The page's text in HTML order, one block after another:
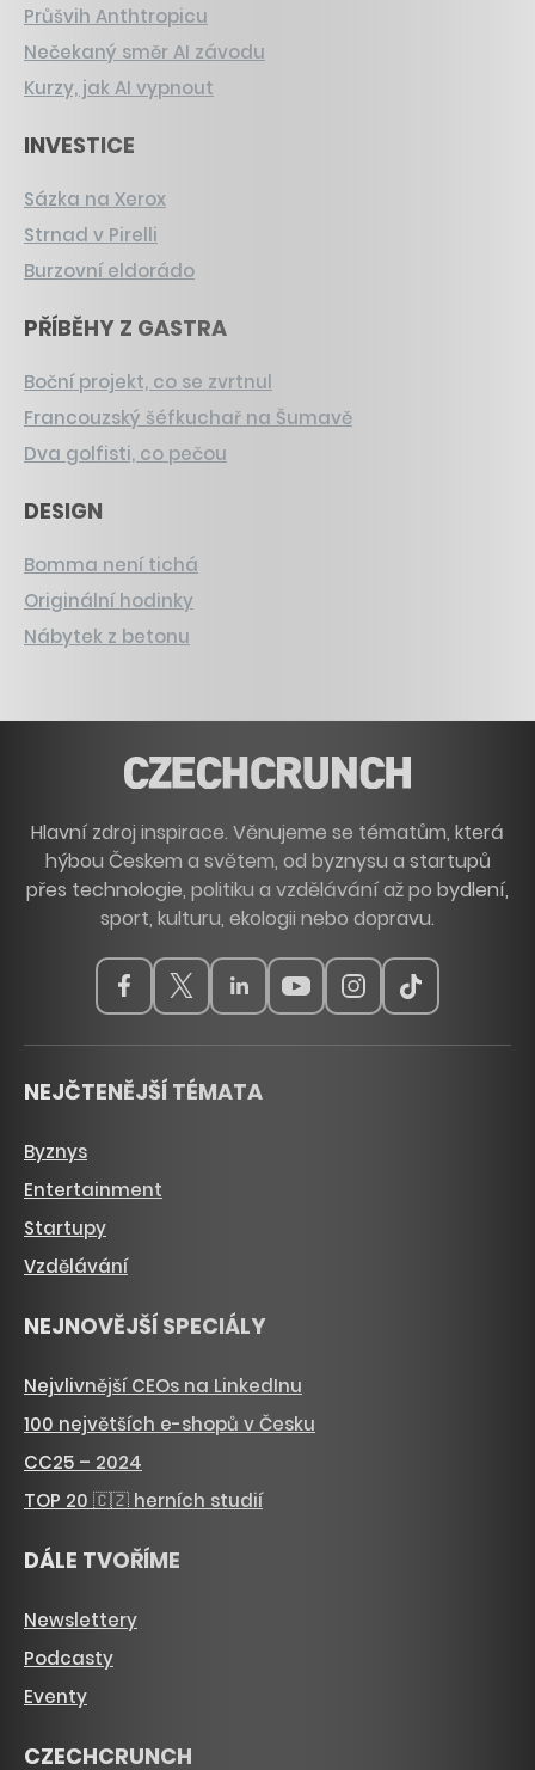
Průšvih Anthtropicu
Nečekaný směr AI závodu
Kurzy, jak AI vypnout
INVESTICE
Sázka na Xerox
Strnad v Pirelli
Burzovní eldorádo
PŘÍBĚHY Z GASTRA
Boční projekt, co se zvrtnul
Francouzský šéfkuchař na Šumavě
Dva golfisti, co pečou
DESIGN
Bomma není tichá
Originální hodinky
Nábytek z betonu
Hlavní zdroj inspirace. Věnujeme se tématům, která
hýbou Českem a světem, od byznysu a startupů
přes technologie, politiku a vzdělávání až po bydlení,
sport, kulturu, ekologii nebo dopravu.
NEJČTENĚJŠÍ TÉMATA
Byznys
Entertainment
Startupy
Vzdělávání
NEJNOVĚJŠÍ SPECIÁLY
Nejvlivnější CEOs na LinkedInu
100 největších e-shopů v Česku
CC25 – 2024
TOP 20 🇨🇿 herních studií
DÁLE TVOŘÍME
Newslettery
Podcasty
Eventy
CZECHCRUNCH